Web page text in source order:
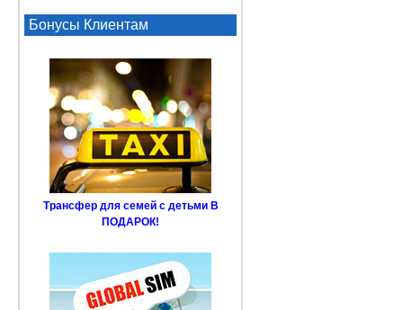
Бонусы Клиентам
Трансфер для семей с детьми В
ПОДАРОК!